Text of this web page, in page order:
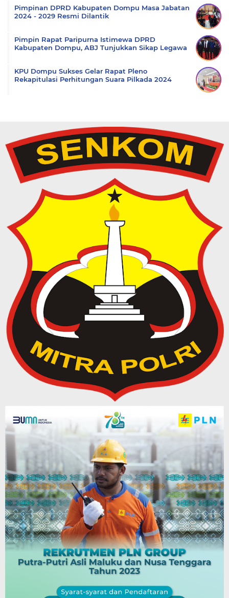
Pimpinan DPRD Kabupaten Dompu Masa Jabatan
2024 - 2029 Resmi Dilantik
Pimpin Rapat Paripurna Istimewa DPRD
Kabupaten Dompu, ABJ Tunjukkan Sikap Legawa
KPU Dompu Sukses Gelar Rapat Pleno
Rekapitulasi Perhitungan Suara Pilkada 2024